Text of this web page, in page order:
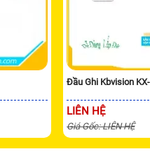
Đầu Ghi Kbvision
LIÊN HỆ
Giá Gốc: LIÊN HỆ